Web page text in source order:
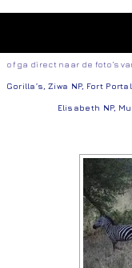
of ga direct naar de foto’s
Gorilla’s Ziwa NP, Fort Portal
Elisabeth NP,